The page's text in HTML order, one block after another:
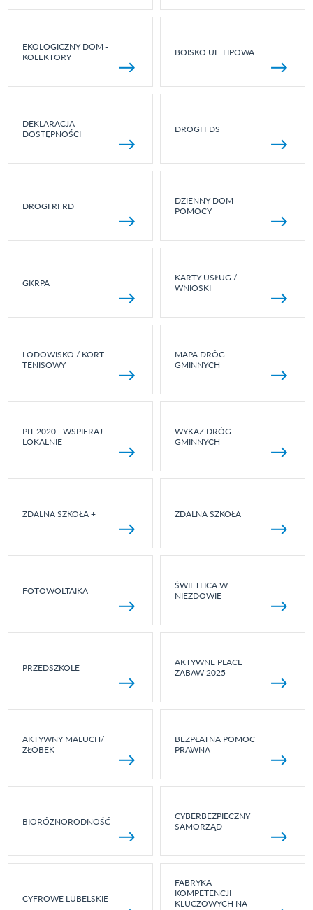
EKOLOGICZNY DOM -
KOLEKTORY
BOISKO UL. LIPOWA
DEKLARACJA
DOSTĘPNOŚCI
DROGI FDS
DROGI RFRD
DZIENNY DOM
POMOCY
GKRPA
KARTY USŁUG /
WNIOSKI
LODOWISKO / KORT
TENISOWY
MAPA DRÓG
GMINNYCH
PIT 2020 - WSPIERAJ
LOKALNIE
WYKAZ DRÓG
GMINNYCH
ZDALNA SZKOŁA + ZDALNA SZKOŁA
FOTOWOLTAIKA
ŚWIETLICA W
NIEZDOWIE
PRZEDSZKOLE
AKTYWNE PLACE
ZABAW 2025
AKTYWNY MALUCH/
ŻŁOBEK
BEZPŁATNA POMOC
PRAWNA
BIORÓŻNORODNOŚĆ
CYBERBEZPIECZNY
SAMORZĄD
CYFROWE LUBELSKIE
FABRYKA
KOMPETENCJI
KLUCZOWYCH NA